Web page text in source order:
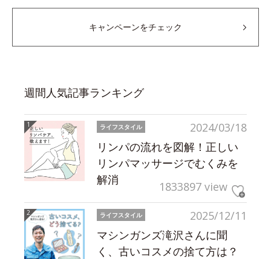
キャンペーンをチェック
週間人気記事ランキング
2024/03/18
ライフスタイル
リンパの流れを図解！正しい
リンパマッサージでむくみを
解消
1833897 view
2025/12/11
ライフスタイル
マシンガンズ滝沢さんに聞
く、古いコスメの捨て方は？